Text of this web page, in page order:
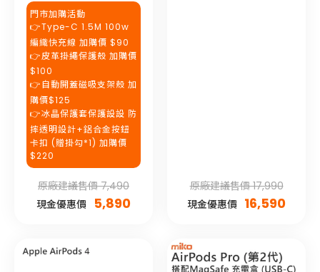
門市加購活動
👉Type-C 1.5M 100w
編織快充線 加購價 $90
👉皮革掛繩保護殼 加購價
$100
👉自動開蓋磁吸支架殼 加
購價$125
👉冰晶保護套保護設設 防
摔透明設計+鋁合金按鈕
卡扣 (贈掛勾*1) 加購價
$220
原廠建議售價 7,490
現金優惠價
5,890
原廠建議售價 17,990
現金優惠價 16,590